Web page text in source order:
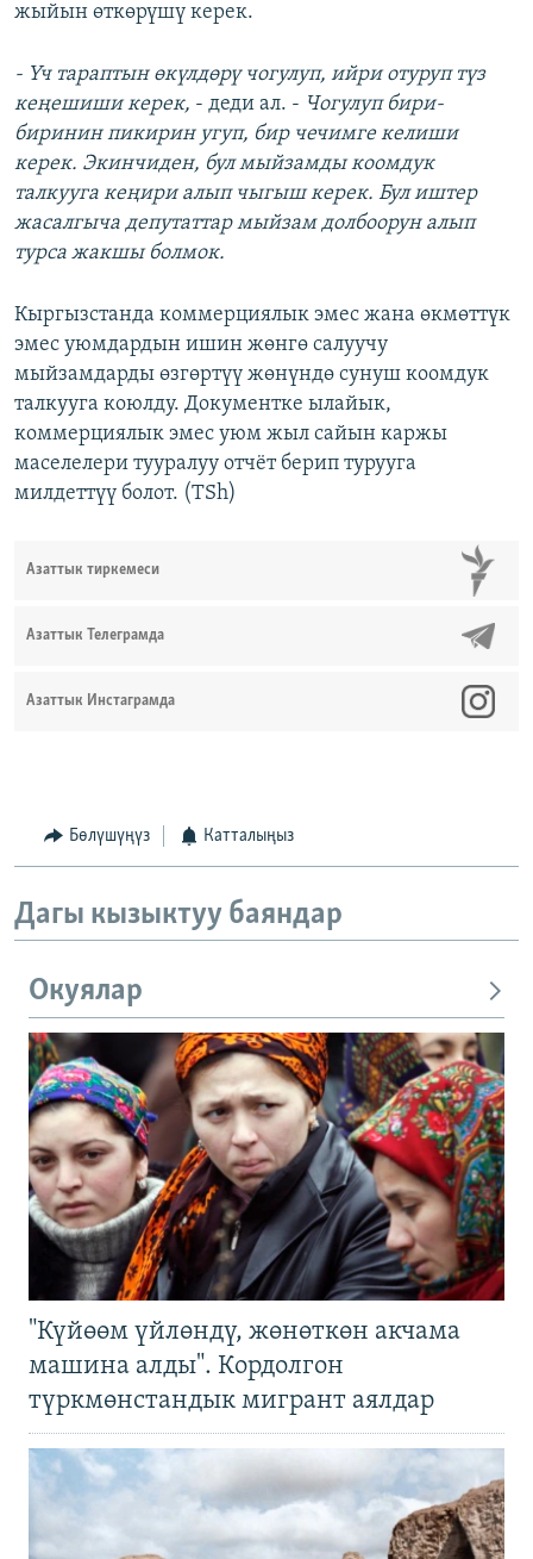
жыйын өткөрүшү керек.
- Үч тараптын өкүлдөрү чогулуп, ийри отуруп түз
кеңешиши керек, - деди ал. - Чогулуп бири-
биринин пикирин угуп, бир чечимге келиши
керек. Экинчиден, бул мыйзамды коомдук
талкууга кеңири алып чыгыш керек. Бул иштер
жасалгыча депутаттар мыйзам долбоорун алып
турса жакшы болмок.
Кыргызстанда коммерциялык эмес жана өкмөттүк
эмес уюмдардын ишин жөнгө салуучу
мыйзамдарды өзгөртүү жөнүндө сунуш коомдук
талкууга коюлду. Документке ылайык,
коммерциялык эмес уюм жыл сайын каржы
маселелери тууралуу отчёт берип турууга
милдеттүү болот. (TSh)
Азаттык тиркемеси
Азаттык Телеграмда
Азаттык Инстаграмда
Бөлүшүңүз Катталыңыз
Дагы кызыктуу баяндар
Окуялар
"Күйөөм үйлөндү, жөнөткөн акчама
машина алды". Кордолгон
түркмөнстандык мигрант аялдар